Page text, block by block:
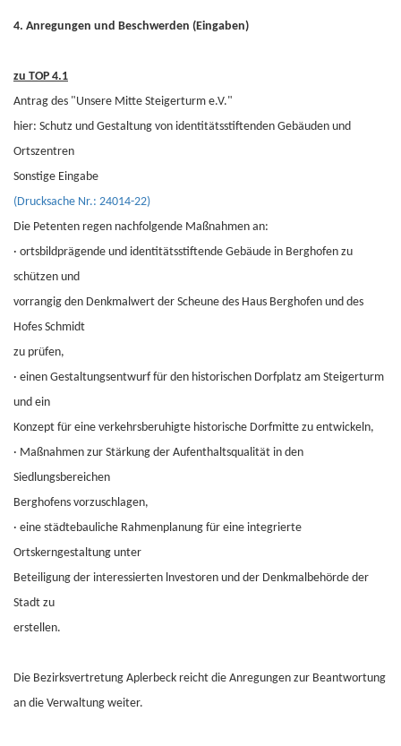
4. Anregungen und Beschwerden (Eingaben)
zu TOP 4.1
Antrag des "Unsere Mitte Steigerturm e.V."
hier: Schutz und Gestaltung von identitätsstiftenden Gebäuden und
Ortszentren
Sonstige Eingabe
(Drucksache Nr.: 24014-22)
Die Petenten regen nachfolgende Maßnahmen an:
· ortsbildprägende und identitätsstiftende Gebäude in Berghofen zu
schützen und
vorrangig den Denkmalwert der Scheune des Haus Berghofen und des
Hofes Schmidt
zu prüfen,
· einen Gestaltungsentwurf für den historischen Dorfplatz am Steigerturm
und ein
Konzept für eine verkehrsberuhigte historische Dorfmitte zu entwickeln,
· Maßnahmen zur Stärkung der Aufenthaltsqualität in den
Siedlungsbereichen
Berghofens vorzuschlagen,
· eine städtebauliche Rahmenplanung für eine integrierte
Ortskerngestaltung unter
Beteiligung der interessierten lnvestoren und der Denkmalbehörde der
Stadt zu
erstellen.
Die Bezirksvertretung Aplerbeck reicht die Anregungen zur Beantwortung
an die Verwaltung weiter.